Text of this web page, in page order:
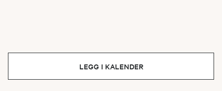
LEGG I KALENDER